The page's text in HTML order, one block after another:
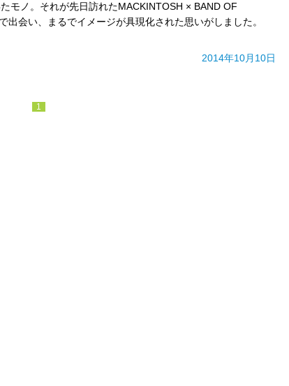
モノ。それが先日訪れたMACKINTOSH × BAND OF
出会い、まるでイメージが具現化された思いがしました。
2014年10月10日
1